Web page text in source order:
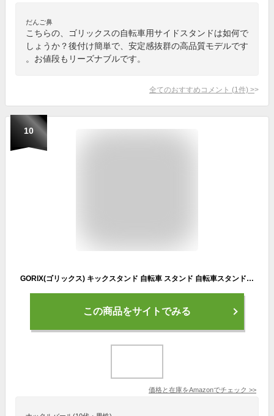
だんご鼻
こちらの、ゴリックスの自転車用サイドスタンドは如何で
しょうか？後付け簡単で、安定感抜群の高品質モデルです
。お値段もリーズナブルです。
全てのおすすめコメント (1 件) >
10
GORIX(ゴリックス) キックスタンド 自転車 スタンド 自転車スタンド 安定性 24-27インチ 調整 後つけ 軽量 取付け (GX-ST113) サイドスタンド クロスバイク ロードバイク mtb他
この商品をサイトでみる
価格と在庫をAmazonでチェック >>